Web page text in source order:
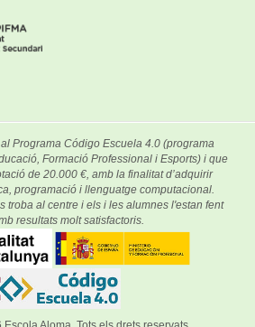
Programa Código Escuela 4.0 (programa
Formació Professional i Esports) i que
de 20.000 €, amb la finalitat d’adquirir
programació i llenguatge computacional.
troba al centre i els i les alumnes l'estan fent
resultats molt satisfactoris.